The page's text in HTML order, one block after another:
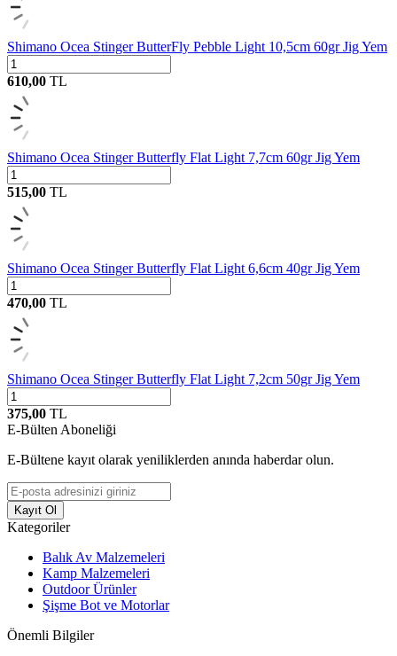
Shimano Ocea Stinger ButterFly Pebble Light 10,5cm 60gr Jig Yem
610,00 TL
Shimano Ocea Stinger Butterfly Flat Light 7,7cm 60gr Jig Yem
515,00 TL
Shimano Ocea Stinger Butterfly Flat Light 6,6cm 40gr Jig Yem
470,00 TL
Shimano Ocea Stinger Butterfly Flat Light 7,2cm 50gr Jig Yem
375,00 TL
E-Bülten Aboneliği
E-Bültene kayıt olarak yeniliklerden anında haberdar olun.
Kayıt Ol
Kategoriler
Balık Av Malzemeleri
Kamp Malzemeleri
Outdoor Ürünler
Şişme Bot ve Motorlar
Önemli Bilgiler